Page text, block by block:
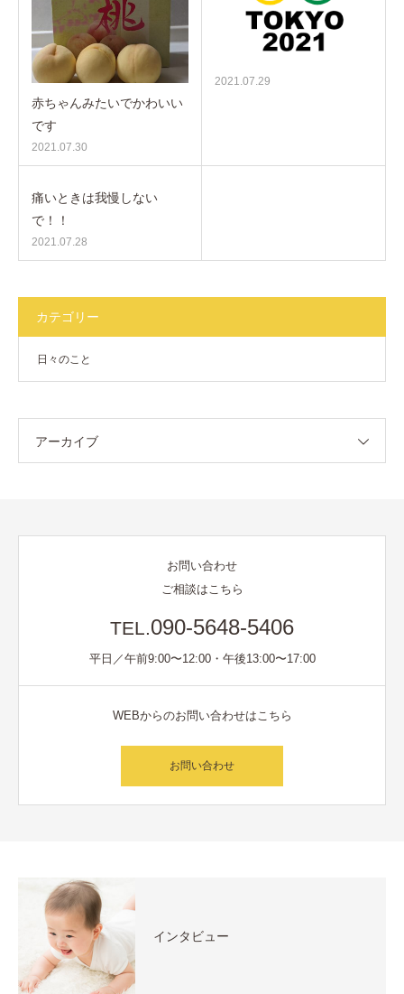
赤ちゃんみたいでかわいい
です
2021.07.30
2021.07.29
痛いときは我慢しない
で！！
2021.07.28
カテゴリー
日々のこと
アーカイブ
お問い合わせ
ご相談はこちら
TEL.090-5648-5406
平日／午前9:00〜12:00・午後13:00〜17:00
WEBからのお問い合わせはこちら
お問い合わせ
インタビュー